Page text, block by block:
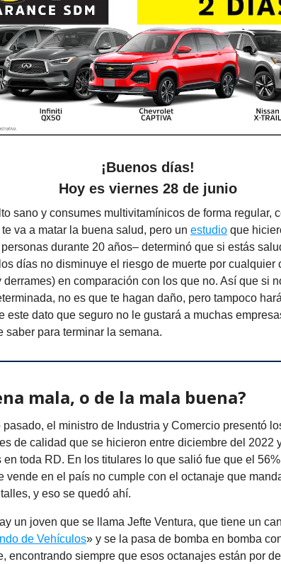
¡Buenos días!
Hoy es viernes 28 de junio
sano y consumes multivitamínicos de forma regular,
va a matar la buena salud, pero un estudio que
durante 20 años– determinó que si estás
días no disminuye el riesgo de muerte por cualquier
derrames) en comparación con los que no. Así que si
no es que te hagan daño, pero tampoco
este dato que seguro no le gustará a muchas
saber para terminar la semana.
mala, o de la mala buena?
el ministro de Industria y Comercio presentó
de calidad que se hicieron entre diciembre del 2022
en toda RD. En los titulares lo que salió fue que el
vende en el país no cumple con el octanaje que
y eso se quedó ahí.
un joven que se llama Jefte Ventura, que tiene un
de Vehículos» y se la pasa de bomba en bomba
encontrando siempre que esos octanajes están por